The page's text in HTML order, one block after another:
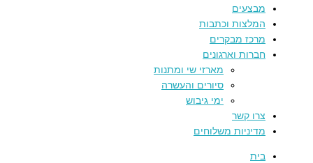
מבצעים
המלצות וכתבות
מרכז מבקרים
חברות וארגונים
מארזי שי ומתנות
סיורים והעשרה
ימי גיבוש
צרו קשר
מדיניות משלוחים
בית